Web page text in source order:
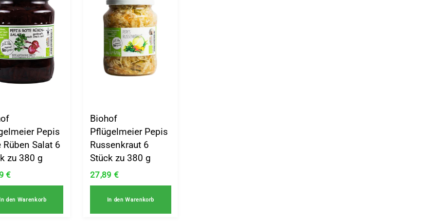
Pepis
Rüben Salat 6
zu 380 g
€
In den Warenkorb
Biohof
Pflügelmeier Pepis
Russenkraut 6
Stück zu 380 g
27,89 €
In den Warenkorb